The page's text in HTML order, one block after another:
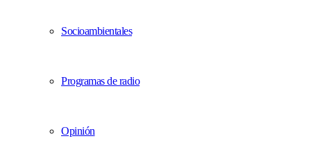
Socioambientales
Programas de radio
Opinión